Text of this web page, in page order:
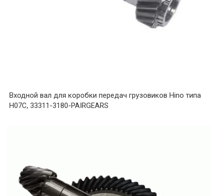
Входной вал для коробки передач грузовиков Hino типа
H07C, 33311-3180-PAIRGEARS